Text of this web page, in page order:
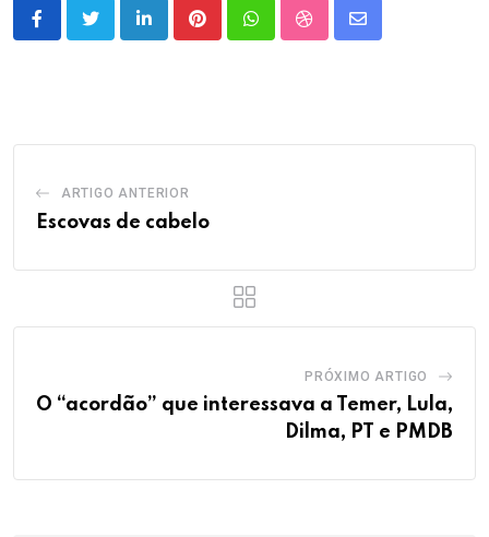
LinkedInPinterestWhatsappStumbleUpon
Share
ARTIGO ANTERIOR
Escovas de cabelo
PRÓXIMO ARTIGO
O “acordão” que interessava a Temer, Lula,
Dilma, PT e PMDB